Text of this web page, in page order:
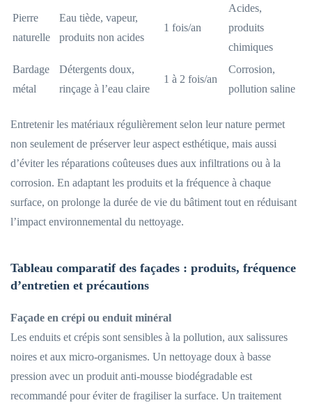
Pierre
naturelle
Eau tiède, vapeur,
produits non acides
1 fois/an
Acides,
produits
chimiques
Bardage
métal
Détergents doux,
rinçage à l’eau claire
1 à 2 fois/an
Corrosion,
pollution saline
Entretenir les matériaux régulièrement selon leur nature permet
non seulement de préserver leur aspect esthétique, mais aussi
d’éviter les réparations coûteuses dues aux infiltrations ou à la
corrosion. En adaptant les produits et la fréquence à chaque
surface, on prolonge la durée de vie du bâtiment tout en réduisant
l’impact environnemental du nettoyage.
Tableau comparatif des façades : produits, fréquence
d’entretien et précautions
Façade en crépi ou enduit minéral
Les enduits et crépis sont sensibles à la pollution, aux salissures
noires et aux micro-organismes. Un nettoyage doux à basse
pression avec un produit anti-mousse biodégradable est
recommandé pour éviter de fragiliser la surface. Un traitement